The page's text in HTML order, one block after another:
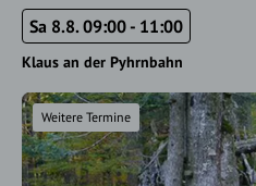
Sa 8.8. 09:00 - 11:00
Klaus an der Pyhrnbahn
Weitere Termine